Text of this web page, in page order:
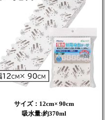
サイズ：12cm× 90cm
吸水量:約370ml